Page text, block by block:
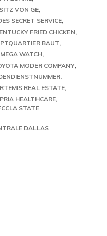
VON GE
SECRET SERVICE
FRIED CHICKEN
BAUT
WATCH
MODER COMPANY
REAL ESTATE
HEALTHCARE
STATE
DALLAS